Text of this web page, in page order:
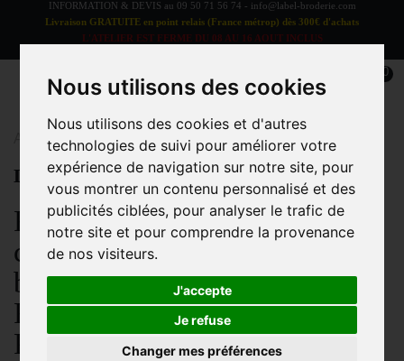
Nous utilisons des cookies
Nous utilisons des cookies et d'autres
technologies de suivi pour améliorer votre
expérience de navigation sur notre site, pour
vous montrer un contenu personnalisé et des
publicités ciblées, pour analyser le trafic de
notre site et pour comprendre la provenance
de nos visiteurs.
J'accepte
Je refuse
Changer mes préférences
INFORMATION & DEVIS au 09 50 71 56 74 - info@label-broderie.com
Livraison GRATUITE en point relais (France métrop) dès 300€ d'achats
L'ATELIER EST FERME DU 08 AU 16 AOUT INCLUS
0
Accueil > Blog Le blog de l'Atelier "Label Broderie"
Le blog de l'Atelier "Label Broderie"
Retrouvez les actualités et
conseils de notre Atelier de
broderie sur-mesure situé à
Roissy en Brie à côté de
Paris